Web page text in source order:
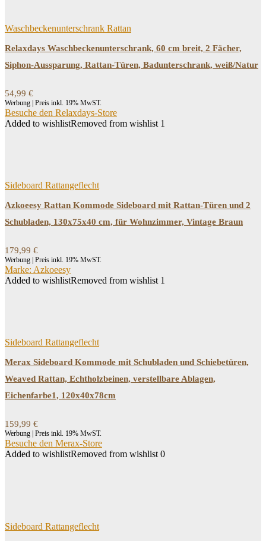
Filtern
Waschbeckenunterschrank Rattan
Relaxdays Waschbeckenunterschrank, 60 cm breit, 2 Fächer,
Siphon-Aussparung, Rattan-Türen, Badunterschrank, weiß/Natur
54,99 €
Werbung | Preis inkl. 19% MwST.
Besuche den Relaxdays-Store
Added to wishlistRemoved from wishlist 1
Sideboard Rattangeflecht
Azkoeesy Rattan Kommode Sideboard mit Rattan-Türen und 2
Schubladen, 130x75x40 cm, für Wohnzimmer, Vintage Braun
179,99 €
Werbung | Preis inkl. 19% MwST.
Marke: Azkoeesy
Added to wishlistRemoved from wishlist 1
Sideboard Rattangeflecht
Merax Sideboard Kommode mit Schubladen und Schiebetüren,
Weaved Rattan, Echtholzbeinen, verstellbare Ablagen,
Eichenfarbe1, 120x40x78cm
159,99 €
Werbung | Preis inkl. 19% MwST.
Besuche den Merax-Store
Added to wishlistRemoved from wishlist 0
Sideboard Rattangeflecht